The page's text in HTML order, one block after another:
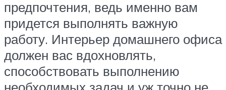
предпочтения, ведь именно вам
придется выполнять важную
работу. Интерьер домашнего офиса
должен вас вдохновлять,
способствовать выполнению